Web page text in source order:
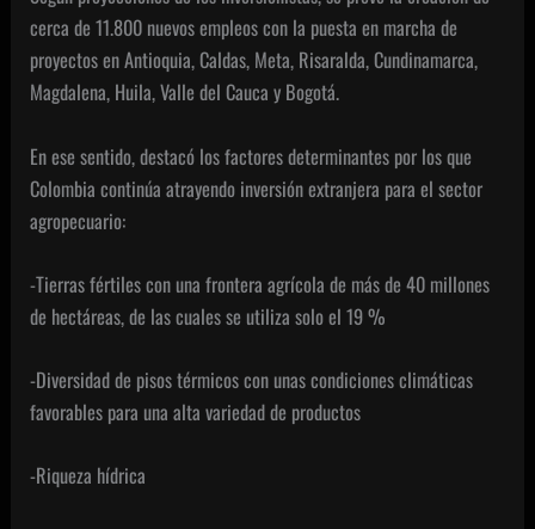
cerca de 11.800 nuevos empleos con la puesta en marcha de
proyectos en Antioquia, Caldas, Meta, Risaralda, Cundinamarca,
Magdalena, Huila, Valle del Cauca y Bogotá.
En ese sentido, destacó los factores determinantes por los que
Colombia continúa atrayendo inversión extranjera para el sector
agropecuario:
-Tierras fértiles con una frontera agrícola de más de 40 millones
de hectáreas, de las cuales se utiliza solo el 19 %
-Diversidad de pisos térmicos con unas condiciones climáticas
favorables para una alta variedad de productos
-Riqueza hídrica